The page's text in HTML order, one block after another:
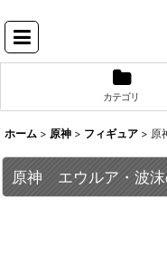
カテゴリ
ホーム > 原神 > フィギュア > 原
原神 エウルア・波